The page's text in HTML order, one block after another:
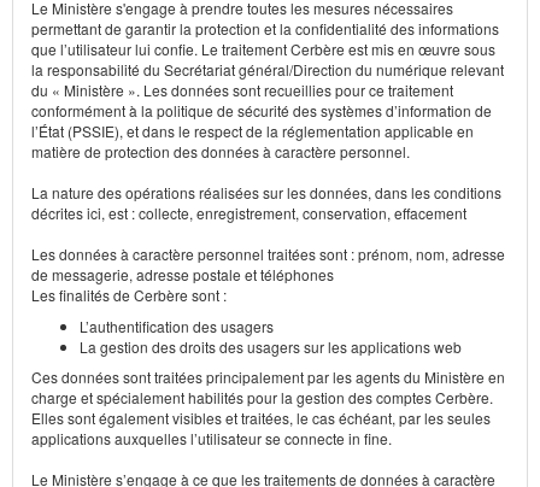
Le Ministère s'engage à prendre toutes les mesures nécessaires
permettant de garantir la protection et la confidentialité des informations
que l’utilisateur lui confie. Le traitement Cerbère est mis en œuvre sous
la responsabilité du Secrétariat général/Direction du numérique relevant
du « Ministère ». Les données sont recueillies pour ce traitement
conformément à la politique de sécurité des systèmes d’information de
l’État (PSSIE), et dans le respect de la réglementation applicable en
matière de protection des données à caractère personnel.
La nature des opérations réalisées sur les données, dans les conditions
décrites ici, est : collecte, enregistrement, conservation, effacement
Les données à caractère personnel traitées sont : prénom, nom, adresse
de messagerie, adresse postale et téléphones
Les finalités de Cerbère sont :
L’authentification des usagers
La gestion des droits des usagers sur les applications web
Ces données sont traitées principalement par les agents du Ministère en
charge et spécialement habilités pour la gestion des comptes Cerbère.
Elles sont également visibles et traitées, le cas échéant, par les seules
applications auxquelles l’utilisateur se connecte in fine.
Le Ministère s’engage à ce que les traitements de données à caractère